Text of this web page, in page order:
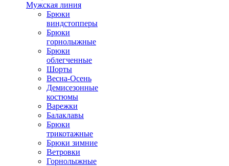
Мужская линия
Брюки
виндстопперы
Брюки
горнолыжные
Брюки
облегченные
Шорты
Весна-Осень
Демисезонные
костюмы
Варежки
Балаклавы
Брюки
трикотажные
Брюки зимние
Ветровки
Горнолыжные